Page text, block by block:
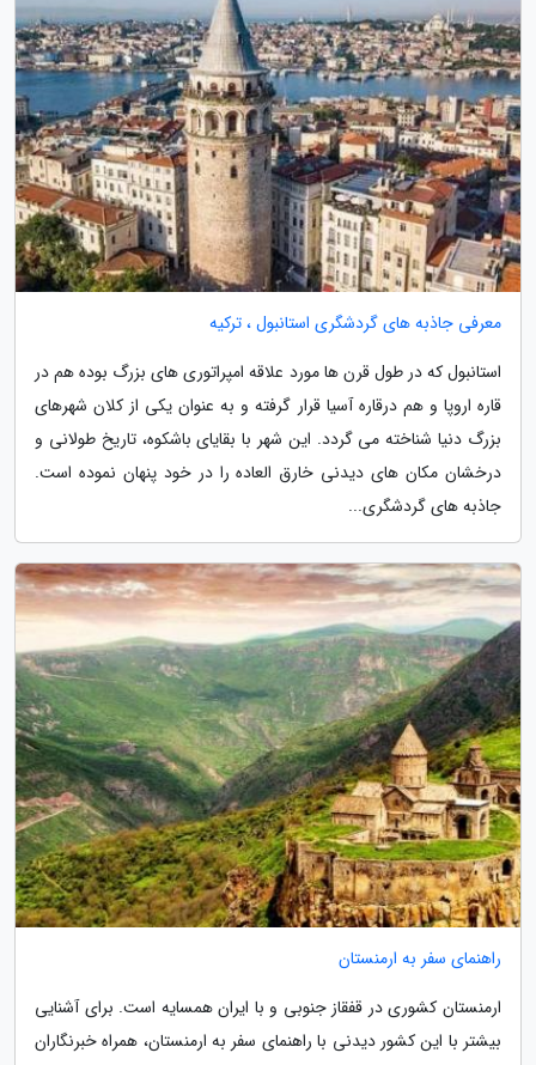
معرفی جاذبه های گردشگری استانبول ، ترکیه
استانبول که در طول قرن ها مورد علاقه امپراتوری های بزرگ بوده هم در
قاره اروپا و هم درقاره آسیا قرار گرفته و به عنوان یکی از کلان شهرهای
بزرگ دنیا شناخته می گردد. این شهر با بقایای باشکوه، تاریخ طولانی و
درخشان مکان های دیدنی خارق العاده را در خود پنهان نموده است.
جاذبه های گردشگری...
راهنمای سفر به ارمنستان
ارمنستان کشوری در قفقاز جنوبی و با ایران همسایه است. برای آشنایی
بیشتر با این کشور دیدنی با راهنمای سفر به ارمنستان، همراه خبرنگاران